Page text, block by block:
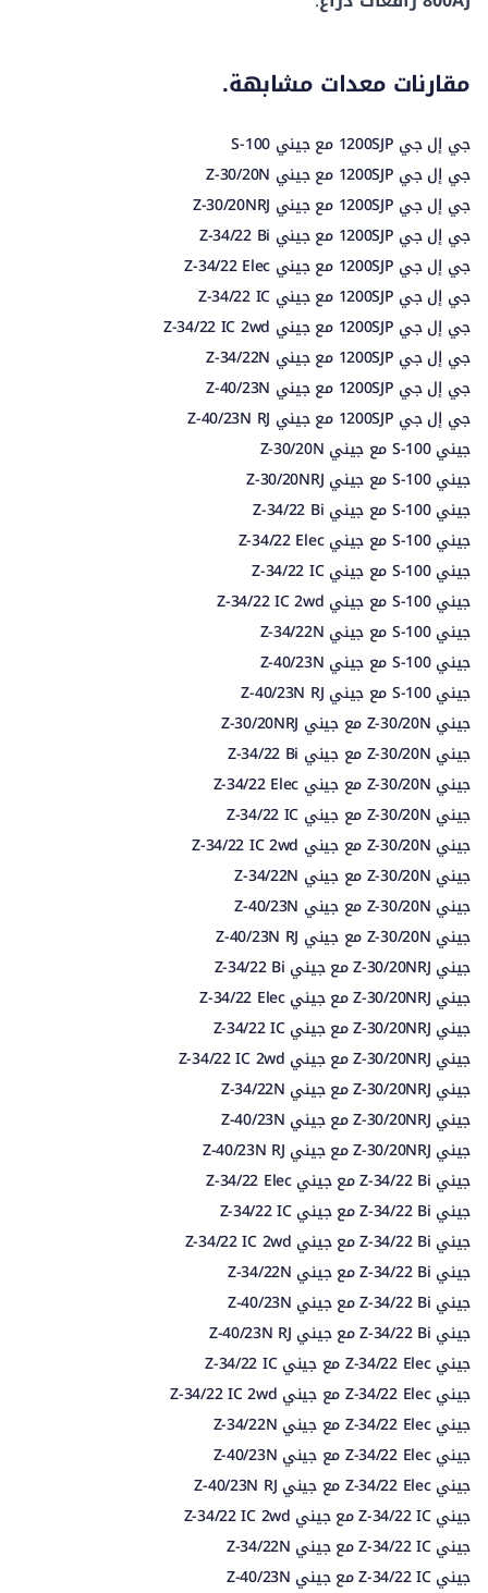
مقارنات معدات مشابهة.
جي إل جي 1200SJP مع جيني S-100
جي إل جي 1200SJP مع جيني Z-30/20N
جي إل جي 1200SJP مع جيني Z-30/20NRJ
جي إل جي 1200SJP مع جيني Z-34/22 Bi
جي إل جي 1200SJP مع جيني Z-34/22 Elec
جي إل جي 1200SJP مع جيني Z-34/22 IC
جي إل جي 1200SJP مع جيني Z-34/22 IC 2wd
جي إل جي 1200SJP مع جيني Z-34/22N
جي إل جي 1200SJP مع جيني Z-40/23N
جي إل جي 1200SJP مع جيني Z-40/23N RJ
جيني S-100 مع جيني Z-30/20N
جيني S-100 مع جيني Z-30/20NRJ
جيني S-100 مع جيني Z-34/22 Bi
جيني S-100 مع جيني Z-34/22 Elec
جيني S-100 مع جيني Z-34/22 IC
جيني S-100 مع جيني Z-34/22 IC 2wd
جيني S-100 مع جيني Z-34/22N
جيني S-100 مع جيني Z-40/23N
جيني S-100 مع جيني Z-40/23N RJ
جيني Z-30/20N مع جيني Z-30/20NRJ
جيني Z-30/20N مع جيني Z-34/22 Bi
جيني Z-30/20N مع جيني Z-34/22 Elec
جيني Z-30/20N مع جيني Z-34/22 IC
جيني Z-30/20N مع جيني Z-34/22 IC 2wd
جيني Z-30/20N مع جيني Z-34/22N
جيني Z-30/20N مع جيني Z-40/23N
جيني Z-30/20N مع جيني Z-40/23N RJ
جيني Z-30/20NRJ مع جيني Z-34/22 Bi
جيني Z-30/20NRJ مع جيني Z-34/22 Elec
جيني Z-30/20NRJ مع جيني Z-34/22 IC
جيني Z-30/20NRJ مع جيني Z-34/22 IC 2wd
جيني Z-30/20NRJ مع جيني Z-34/22N
جيني Z-30/20NRJ مع جيني Z-40/23N
جيني Z-30/20NRJ مع جيني Z-40/23N RJ
جيني Z-34/22 Bi مع جيني Z-34/22 Elec
جيني Z-34/22 Bi مع جيني Z-34/22 IC
جيني Z-34/22 Bi مع جيني Z-34/22 IC 2wd
جيني Z-34/22 Bi مع جيني Z-34/22N
جيني Z-34/22 Bi مع جيني Z-40/23N
جيني Z-34/22 Bi مع جيني Z-40/23N RJ
جيني Z-34/22 Elec مع جيني Z-34/22 IC
جيني Z-34/22 Elec مع جيني Z-34/22 IC 2wd
جيني Z-34/22 Elec مع جيني Z-34/22N
جيني Z-34/22 Elec مع جيني Z-40/23N
جيني Z-34/22 Elec مع جيني Z-40/23N RJ
جيني Z-34/22 IC مع جيني Z-34/22 IC 2wd
جيني Z-34/22 IC مع جيني Z-34/22N
جيني Z-34/22 IC مع جيني Z-40/23N